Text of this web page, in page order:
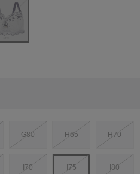
G80 H65 H70
I70 I75 I80